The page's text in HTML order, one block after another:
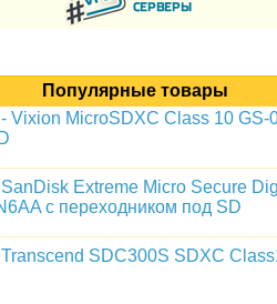
Популярные товары
Vixion MicroSDXC Class 10 GS-
Extreme Micro Secure
с переходником под SD
SDC300S SDXC